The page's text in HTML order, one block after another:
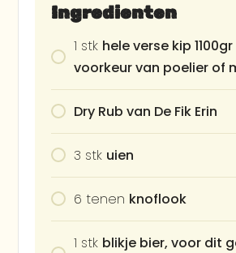
Ingredienten
1 stk hele verse kip
voorkeur van poelier of
Dry Rub van De Fik Erin
3 stk uien
6 tenen knoflook
1 stk blikje bier, voor dit